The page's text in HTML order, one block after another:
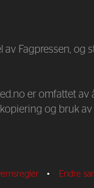
av Fagpressen, og
er omfattet av
og bruk
• Endre